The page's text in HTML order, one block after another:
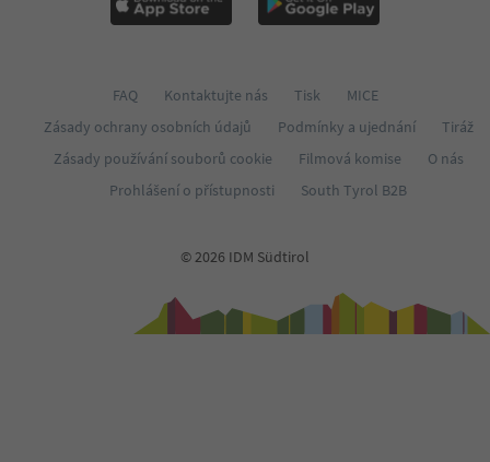
FAQ Kontaktujte nás Tisk
MICE
Zásady ochrany osobních údajů
Podmínky a ujednání
Tiráž
Zásady používání souborů cookie
Filmová komise
O nás
Prohlášení o přístupnosti
South Tyrol B2B
© 2026 IDM Südtirol